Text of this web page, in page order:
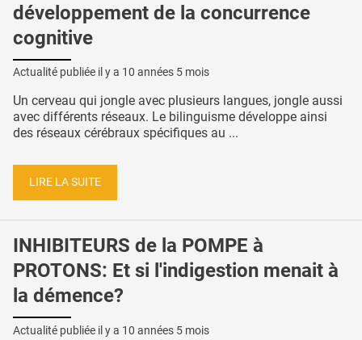
développement de la concurrence
cognitive
Actualité publiée il y a 10 années 5 mois
Un cerveau qui jongle avec plusieurs langues, jongle aussi
avec différents réseaux. Le bilinguisme développe ainsi
des réseaux cérébraux spécifiques au ...
LIRE LA SUITE
INHIBITEURS de la POMPE à
PROTONS: Et si l'indigestion menait à
la démence?
Actualité publiée il y a 10 années 5 mois